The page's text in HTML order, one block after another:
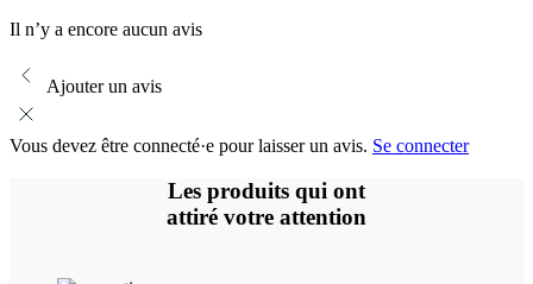
Il n’y a encore aucun avis
Ajouter un avis
Vous devez être connecté·e pour laisser un avis. Se connecter
Les produits qui ont
attiré votre attention